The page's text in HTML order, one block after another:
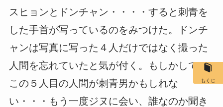
スヒョンとドンチャン・・・・すると刺青を
した手首が写っているのをみつけた。ドンチ
ャンは写真に写った４人だけではなく撮った
人間を忘れていたと気が付く。もしかして、
この５人目の人間が刺青男かもしれな
い・・・もう一度ジヌに会い、誰なのか聞き
もくじ